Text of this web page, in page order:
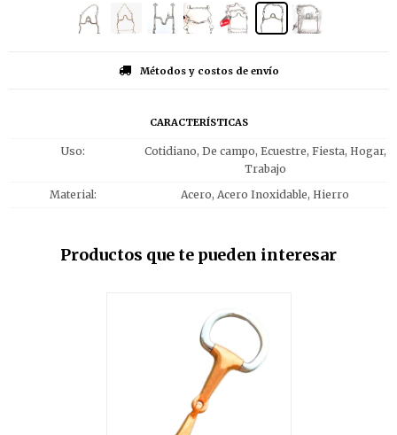
Métodos y costos de envío
CARACTERÍSTICAS
Uso
Cotidiano, De campo, Ecuestre, Fiesta, Hogar,
Trabajo
Material
Acero, Acero Inoxidable, Hierro
Productos que te pueden interesar